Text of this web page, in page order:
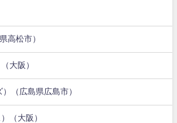
高松市）
大阪）
（広島県広島市）
（大阪）